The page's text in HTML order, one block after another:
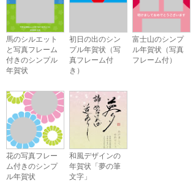
馬のシルエット
と写真フレーム
付きのシンプル
年賀状
初日の出のシン
プル年賀状（写
真フレーム付
き）
富士山のシンプ
ル年賀状（写真
フレーム付）
花の写真フレー
ム付きのシンプ
ル年賀状
和風デザインの
年賀状「夢の筆
文字」